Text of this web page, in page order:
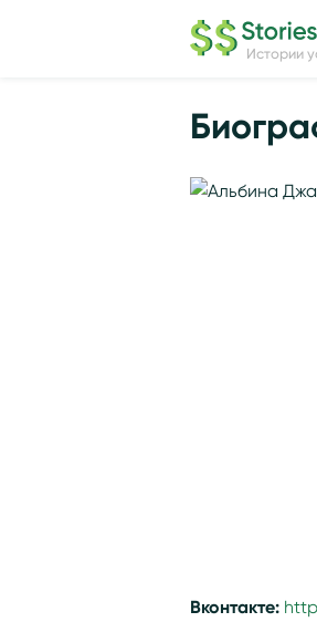
Истории
Вконтакте: